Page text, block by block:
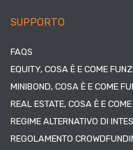
SUPPORTO
FAQS
EQUITY, COSA È E COME
MINIBOND, COSA È E COME
REAL ESTATE, COSA È E
REGIME ALTERNATIVO DI
REGOLAMENTO